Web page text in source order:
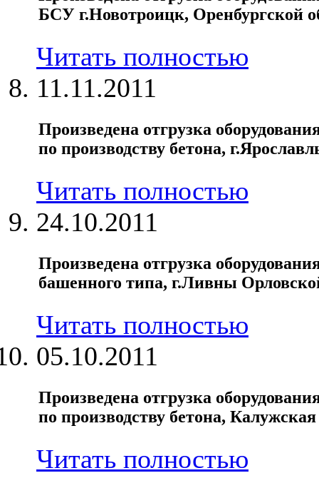
БСУ г.Новотроицк, Оренбургской
Читать полностью
11.11.2011
Произведена отгрузка
по производству бетона,
Читать полностью
24.10.2011
Произведена отгрузка
башенного типа, г.Ливны
Читать полностью
05.10.2011
Произведена отгрузка
по производству бетона, Калужская
Читать полностью